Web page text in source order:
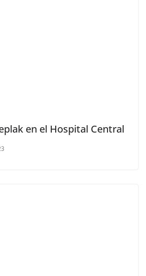
en el Hospital Central